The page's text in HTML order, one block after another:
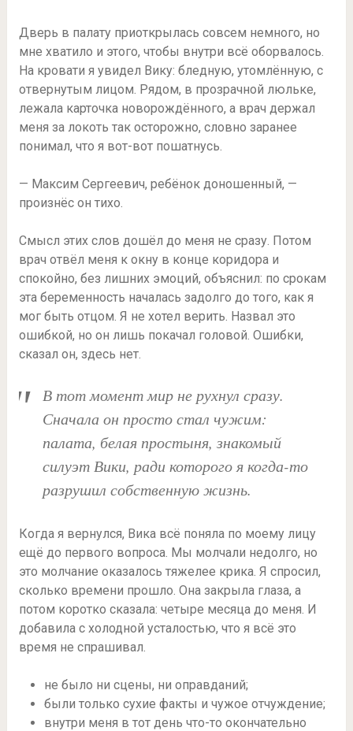
Дверь в палату приоткрылась совсем немного, но
мне хватило и этого, чтобы внутри всё оборвалось.
На кровати я увидел Вику: бледную, утомлённую, с
отвернутым лицом. Рядом, в прозрачной люльке,
лежала карточка новорождённого, а врач держал
меня за локоть так осторожно, словно заранее
понимал, что я вот-вот пошатнусь.
— Максим Сергеевич, ребёнок доношенный, —
произнёс он тихо.
Смысл этих слов дошёл до меня не сразу. Потом
врач отвёл меня к окну в конце коридора и
спокойно, без лишних эмоций, объяснил: по срокам
эта беременность началась задолго до того, как я
мог быть отцом. Я не хотел верить. Назвал это
ошибкой, но он лишь покачал головой. Ошибки,
сказал он, здесь нет.
В тот момент мир не рухнул сразу.
Сначала он просто стал чужим:
палата, белая простыня, знакомый
силуэт Вики, ради которого я когда-то
разрушил собственную жизнь.
Когда я вернулся, Вика всё поняла по моему лицу
ещё до первого вопроса. Мы молчали недолго, но
это молчание оказалось тяжелее крика. Я спросил,
сколько времени прошло. Она закрыла глаза, а
потом коротко сказала: четыре месяца до меня. И
добавила с холодной усталостью, что я всё это
время не спрашивал.
не было ни сцены, ни оправданий;
были только сухие факты и чужое отчуждение;
внутри меня в тот день что-то окончательно